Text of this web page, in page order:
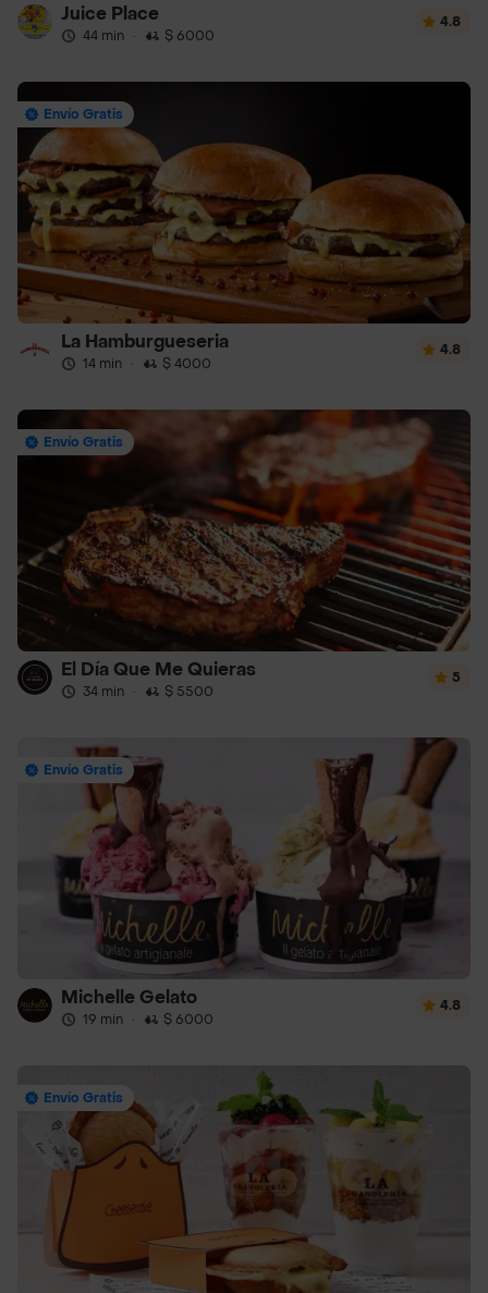
Juice Place
44 min · $ 6000
4.8
Envío Gratis
La Hamburgueseria
14 min · $ 4000
4.8
Envío Gratis
El Día Que Me Quieras
34 min · $ 5500
5
Envío Gratis
Michelle Gelato
19 min · $ 6000
4.8
Envío Gratis